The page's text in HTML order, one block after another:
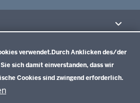
verwendet.Durch Anklicken des/der
sich damit einverstanden, dass wir
Cookies sind zwingend erforderlich.